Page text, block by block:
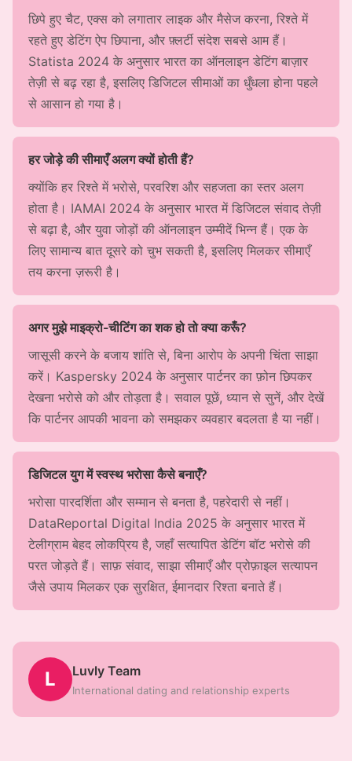
छिपे हुए चैट, एक्स को लगातार लाइक और मैसेज करना, रिश्ते में
रहते हुए डेटिंग ऐप छिपाना, और फ़्लर्टी संदेश सबसे आम हैं।
Statista 2024 के अनुसार भारत का ऑनलाइन डेटिंग बाज़ार
तेज़ी से बढ़ रहा है, इसलिए डिजिटल सीमाओं का धुँधला होना पहले
से आसान हो गया है।
हर जोड़े की सीमाएँ अलग क्यों होती हैं?
क्योंकि हर रिश्ते में भरोसे, परवरिश और सहजता का स्तर अलग
होता है। IAMAI 2024 के अनुसार भारत में डिजिटल संवाद तेज़ी
से बढ़ा है, और युवा जोड़ों की ऑनलाइन उम्मीदें भिन्न हैं। एक के
लिए सामान्य बात दूसरे को चुभ सकती है, इसलिए मिलकर सीमाएँ
तय करना ज़रूरी है।
अगर मुझे माइक्रो-चीटिंग का शक हो तो क्या करूँ?
जासूसी करने के बजाय शांति से, बिना आरोप के अपनी चिंता साझा
करें। Kaspersky 2024 के अनुसार पार्टनर का फ़ोन छिपकर
देखना भरोसे को और तोड़ता है। सवाल पूछें, ध्यान से सुनें, और देखें
कि पार्टनर आपकी भावना को समझकर व्यवहार बदलता है या नहीं।
डिजिटल युग में स्वस्थ भरोसा कैसे बनाएँ?
भरोसा पारदर्शिता और सम्मान से बनता है, पहरेदारी से नहीं।
DataReportal Digital India 2025 के अनुसार भारत में
टेलीग्राम बेहद लोकप्रिय है, जहाँ सत्यापित डेटिंग बॉट भरोसे की
परत जोड़ते हैं। साफ़ संवाद, साझा सीमाएँ और प्रोफ़ाइल सत्यापन
जैसे उपाय मिलकर एक सुरक्षित, ईमानदार रिश्ता बनाते हैं।
L Luvly Team
International dating and relationship experts